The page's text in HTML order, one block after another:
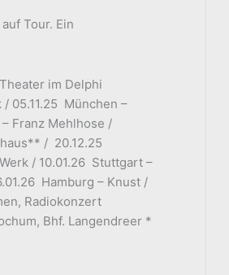
Tour. Ein
im Delphi
/ 05.11.25 München –
Franz Mehlhose /
/ 20.12.25
/ 10.01.26 Stuttgart –
Hamburg – Knust /
Radiokonzert
Bhf. Langendreer *